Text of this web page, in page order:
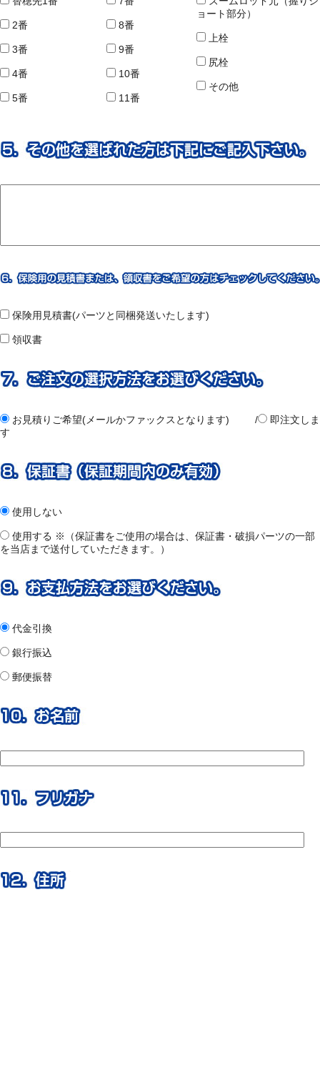
2番
3番
4番
5番
8番
9番
10番
11番
ョート部分）
上栓
尻栓
その他
保険用見積書(パーツと同梱発送いたします)
領収書
お見積りご希望(メールかファックスとなります) /
即注文しま
す
使用しない
使用する ※（保証書をご使用の場合は、保証書・破損パーツの一部
を当店まで送付していただきます。）
代金引換
銀行振込
郵便振替